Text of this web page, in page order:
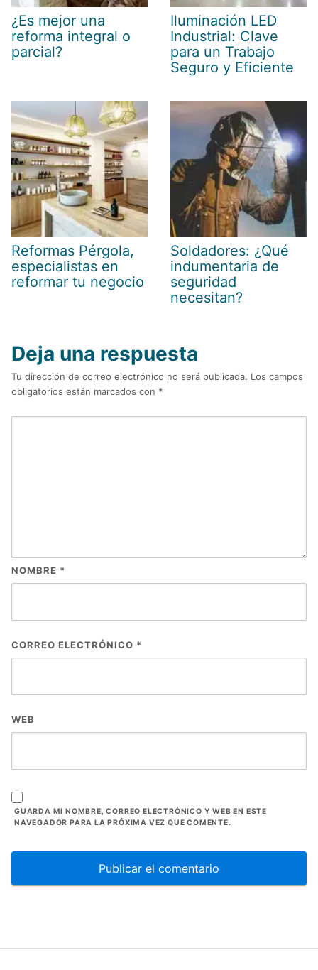
¿Es mejor una
reforma integral o
parcial?
Iluminación LED
Industrial: Clave
para un Trabajo
Seguro y Eficiente
Reformas Pérgola,
especialistas en
reformar tu negocio
Soldadores: ¿Qué
indumentaria de
seguridad
necesitan?
Deja una respuesta
Tu dirección de correo electrónico no será publicada. Los campos
obligatorios están marcados con *
NOMBRE *
CORREO ELECTRÓNICO *
WEB
GUARDA MI NOMBRE, CORREO ELECTRÓNICO Y WEB EN ESTE
NAVEGADOR PARA LA PRÓXIMA VEZ QUE COMENTE.